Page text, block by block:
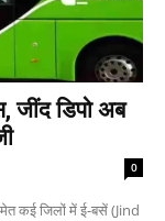
जींद डिपो अब
0
कई जिलों में ई-बसें (Jind